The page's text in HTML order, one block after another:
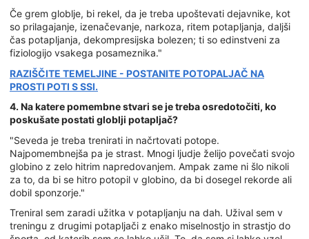
Če grem globlje, bi rekel, da je treba upoštevati dejavnike, kot
so prilagajanje, izenačevanje, narkoza, ritem potapljanja, daljši
čas potapljanja, dekompresijska bolezen; ti so edinstveni za
fiziologijo vsakega posameznika."
RAZIŠČITE TEMELJINE - POSTANITE POTOPALJAČ NA
PROSTI POTI S SSI.
4. Na katere pomembne stvari se je treba osredotočiti, ko
poskušate postati globlji potapljač?
"Seveda je treba trenirati in načrtovati potope.
Najpomembnejša pa je strast. Mnogi ljudje želijo povečati svojo
globino z zelo hitrim napredovanjem. Ampak zame ni šlo nikoli
za to, da bi se hitro potopil v globino, da bi dosegel rekorde ali
dobil sponzorje."
Treniral sem zaradi užitka v potapljanju na dah. Užival sem v
treningu z drugimi potapljači z enako miselnostjo in strastjo do